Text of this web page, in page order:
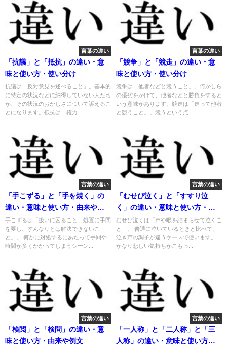
言葉の違い
「抗議」と「抵抗」の違い・意
味と使い方・使い分け
抗議は「反対意見を述べること」。基本的
に特定の状況などに納得していない人たち
が、その状況のおかしさについて訴えるこ
とになります。抵抗は「権力...
言葉の違い
「競争」と「競走」の違い・意
味と使い方・使い分け
競争は「他者などと競うこと」。何かしら
の優劣をかけて、他者などと勝負をすると
いう意味があります。競走は「走って他者
と競うこと」。競うという点...
言葉の違い
「手こずる」と「手を焼く」の
違い・意味と使い方・由来や例
文
手こずるは「扱いに困ること、処置に手間
を要し、すんなりとは解決できないこ
と」。 何かに対処するにあたって手間や
時間が多くかかってしまうシーン...
言葉の違い
「むせび泣く」と「すすり泣
く」の違い・意味と使い方・由
来や例文
むせび泣くは「声や喉を詰まらせて泣くこ
と」。 普通に泣いているときと比べて、
泣き声の調子が違うケースで使います。
かなり悲しい気持ちがこもっ...
言葉の違い
「検閲」と「検問」の違い・意
味と使い方・由来や例文
言葉の違い
「一人称」と「二人称」と「三
人称」の違い・意味と使い方・